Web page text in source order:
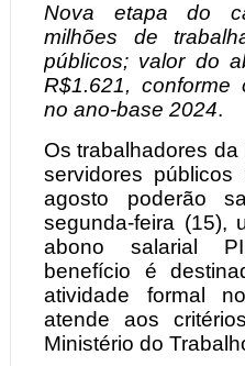
Nova etapa do
milhões de
públicos; valor do
R$1.621,
no ano-base 2024.
Os trabalhadores
servidores
agosto poderão
segunda-feira (15),
abono salarial
benefício é
atividade formal
atende aos
Ministério do